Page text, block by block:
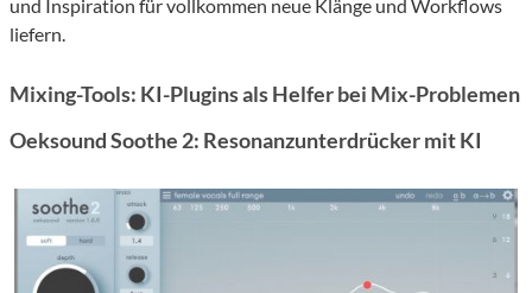
und Inspiration für vollkommen neue Klänge und Workflows
liefern.
Mixing-Tools: KI-Plugins als Helfer bei Mix-Problemen
Oeksound Soothe 2: Resonanzunterdrücker mit KI